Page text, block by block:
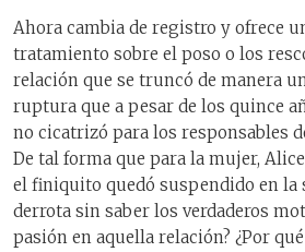
Ahora cambia de registro y ofrece
tratamiento sobre el poso o los
relación que se truncó de manera
ruptura que a pesar de los quince
no cicatrizó para los responsables
De tal forma que para la mujer,
el finiquito quedó suspendido en la
derrota sin saber los verdaderos
pasión en aquella relación? ¿Por